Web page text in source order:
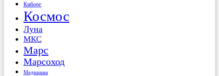
Киборг
Космос
Луна
МКС
Марс
Марсоход
Медицина